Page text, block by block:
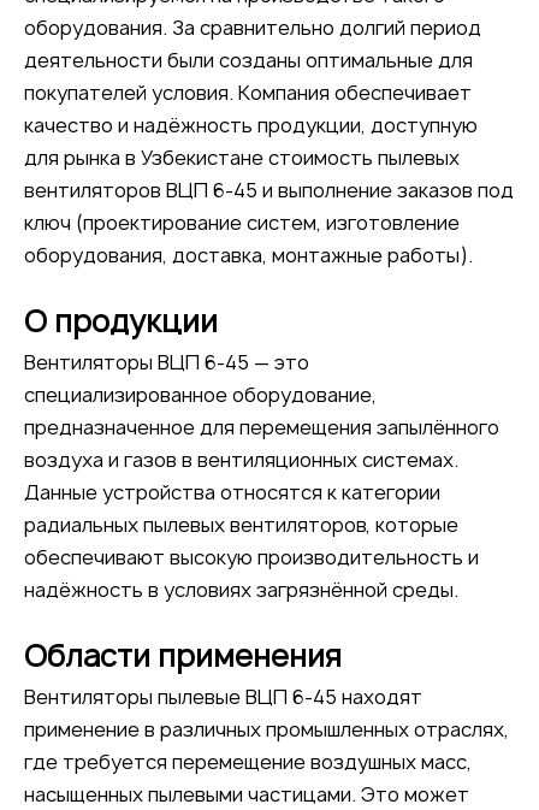
оборудования. За сравнительно долгий период
деятельности были созданы оптимальные для
покупателей условия. Компания обеспечивает
качество и надёжность продукции, доступную
для рынка в Узбекистане стоимость пылевых
вентиляторов ВЦП 6-45 и выполнение заказов под
ключ (проектирование систем, изготовление
оборудования, доставка, монтажные работы).
О продукции
Вентиляторы ВЦП 6-45 — это
специализированное оборудование,
предназначенное для перемещения запылённого
воздуха и газов в вентиляционных системах.
Данные устройства относятся к категории
радиальных пылевых вентиляторов, которые
обеспечивают высокую производительность и
надёжность в условиях загрязнённой среды.
Области применения
Вентиляторы пылевые ВЦП 6-45 находят
применение в различных промышленных отраслях,
где требуется перемещение воздушных масс,
насыщенных пылевыми частицами. Это может